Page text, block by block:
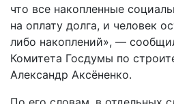
что все накопленные
на оплату долга, и человек
либо накоплений», —
Комитета Госдумы по
Александр Аксёненко.